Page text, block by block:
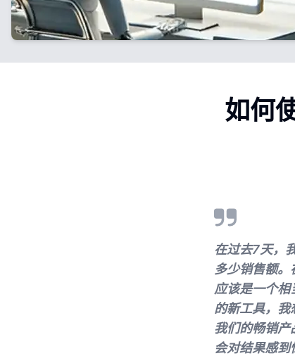
如何
在过去7天，
多少销售额
应该是一个相
的新工具，我
我们的畅销
会对结果感